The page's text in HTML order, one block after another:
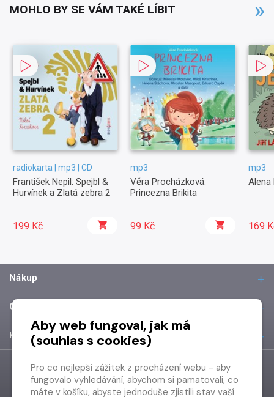
MOHLO BY SE VÁM TAKÉ LÍBIT
radiokarta | mp3 | CD
František Nepil: Spejbl &
Hurvínek a Zlatá zebra 2
199 Kč
mp3
Věra Procházková:
Princezna Brikita
99 Kč
mp3
Alena
169
Nákup
O společnosti
Kontakt
Aby web fungoval, jak má
(souhlas s cookies)
Pro co nejlepší zážitek z procházení webu - aby
fungovalo vyhledávání, abychom si pamatovali, co
máte v košíku, abyste jednoduše zjistili stav vaší